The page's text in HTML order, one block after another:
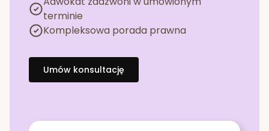
terminie
Kompleksowa porada prawna
Umów konsultację